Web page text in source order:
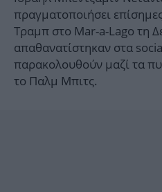
πραγματοποιήσει
Τραμπ στο Mar-a-Lago τη
απαθανατίστηκαν στα
παρακολουθούν μαζί τα
το Παλμ Μπιτς.